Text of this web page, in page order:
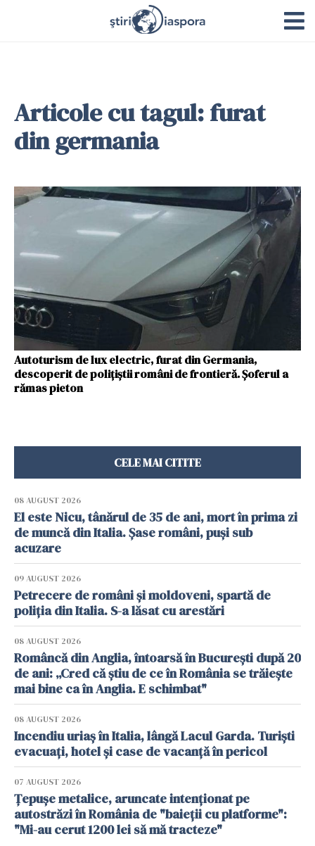
Articole cu tagul: furat
din germania
Autoturism de lux electric, furat din Germania,
descoperit de poliţiştii români de frontieră. Şoferul a
rămas pieton
CELE MAI CITITE
08 AUGUST 2026
El este Nicu, tânărul de 35 de ani, mort în prima zi
de muncă din Italia. Șase români, puși sub
acuzare
09 AUGUST 2026
Petrecere de români și moldoveni, spartă de
poliția din Italia. S-a lăsat cu arestări
08 AUGUST 2026
Româncă din Anglia, întoarsă în București după 20
de ani: „Cred că știu de ce în România se trăiește
mai bine ca în Anglia. E schimbat"
08 AUGUST 2026
Incendiu uriaș în Italia, lângă Lacul Garda. Turiști
evacuați, hotel și case de vacanță în pericol
07 AUGUST 2026
Țepușe metalice, aruncate intenționat pe
autostrăzi în România de "baieții cu platforme":
"Mi-au cerut 1200 lei să mă tracteze"